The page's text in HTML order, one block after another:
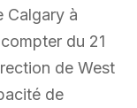
Calgary à
du 21
de West
de